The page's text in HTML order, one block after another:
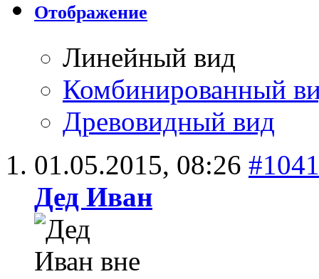
Отображение
Линейный вид
Комбинированный
Древовидный вид
01.05.2015, 08:26 #1041
Дед Иван